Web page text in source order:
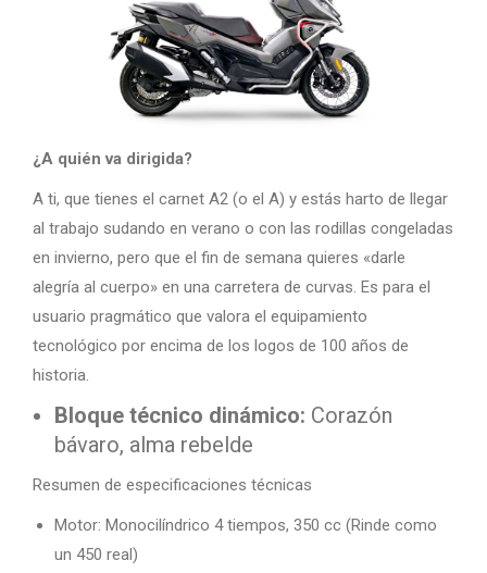
¿A quién va dirigida?
A ti, que tienes el carnet A2 (o el A) y estás harto de llegar
al trabajo sudando en verano o con las rodillas congeladas
en invierno, pero que el fin de semana quieres «darle
alegría al cuerpo» en una carretera de curvas. Es para el
usuario pragmático que valora el equipamiento
tecnológico por encima de los logos de 100 años de
historia.
Bloque técnico dinámico: Corazón
bávaro, alma rebelde
Resumen de especificaciones técnicas
Motor: Monocilíndrico 4 tiempos, 350 cc (Rinde como
un 450 real)